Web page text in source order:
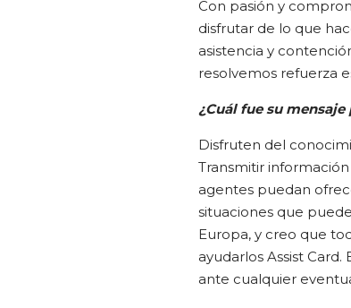
Con pasión y
disfrutar de lo que
asistencia y
resolvemos refuerza
¿Cuál fue su
Disfruten del
Transmitir
agentes puedan
situaciones que
Europa, y creo que
ayudarlos Assist
ante cualquier